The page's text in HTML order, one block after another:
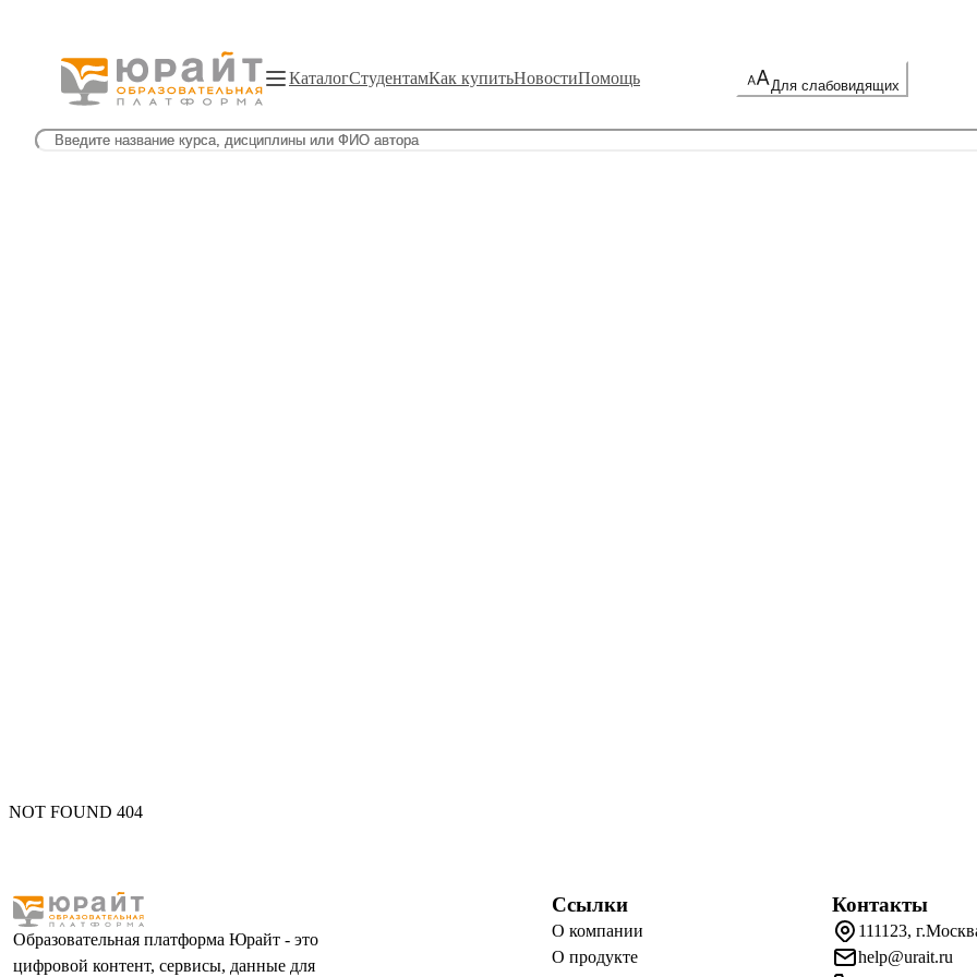
КаталогСтудентамКак купитьНовостиПомощь Для слабовидящих
NOT FOUND 404
Образовательная платформа Юрайт - это
цифровой контент, сервисы, данные для
Ссылки
О компании
О продукте
Контакты
111123,
help@urait.ru